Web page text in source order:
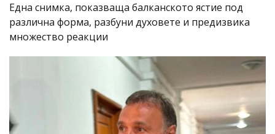
Една снимка, показваща балканското ястие под
различна форма, разбуни духовете и предизвика
множество реакции